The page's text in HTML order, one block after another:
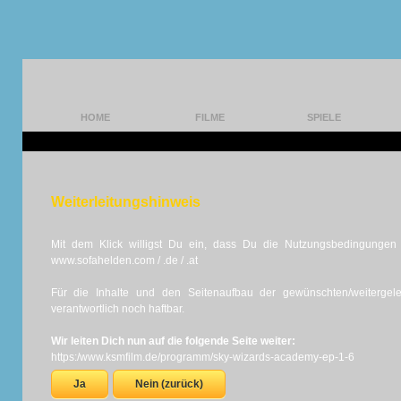
HOME FILME SPIELE
Weiterleitungshinweis
Mit dem Klick willigst Du ein, dass Du die
www.sofahelden.com / .de / .at
Für die Inhalte und den Seitenaufbau der gewünschten/
verantwortlich noch haftbar.
Wir leiten Dich nun auf die folgende Seite weiter:
https:/www.ksmfilm.de/programm/sky-wizards-academy-ep-1-6
Ja Nein (zurück)